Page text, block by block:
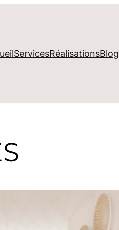
ServicesRéalisationsBlog